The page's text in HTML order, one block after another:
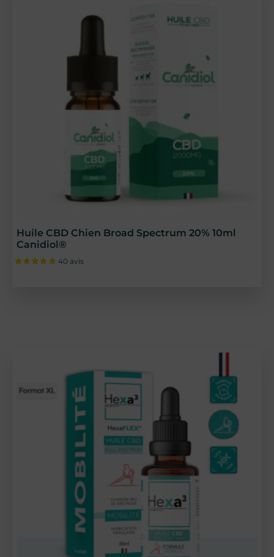
Huile CBD Chien Broad Spectrum 20% 10ml
Canidiol®